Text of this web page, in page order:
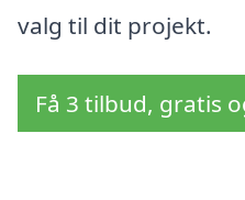
valg til dit projekt.
Få 3 tilbud, gratis